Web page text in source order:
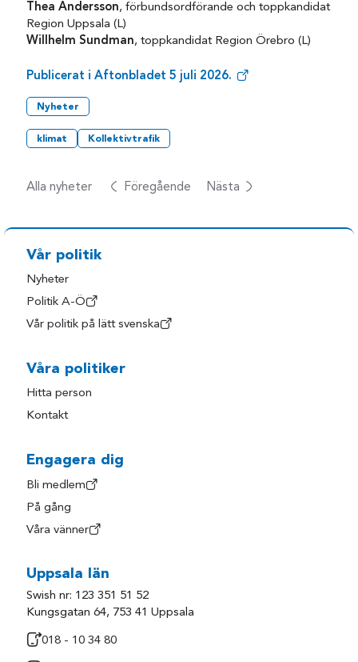
Thea Andersson, förbundsordförande och toppkandidat
Region Uppsala (L)
Willhelm Sundman, toppkandidat Region Örebro (L)
Publicerat i Aftonbladet 5 juli 2026.
Nyheter
klimat Kollektivtrafik
Alla nyheter Föregående Nästa
Vår politik
Nyheter
Politik A-Ö
Vår politik på lätt svenska
Våra politiker
Hitta person
Kontakt
Engagera dig
Bli medlem
På gång
Våra vänner
Uppsala län
Swish nr: 123 351 51 52
Kungsgatan 64, 753 41 Uppsala
018 - 10 34 80